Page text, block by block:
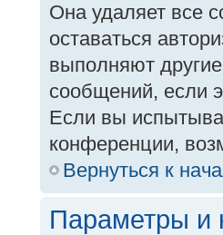
Она удаляет все
оставаться
выполняют
сообщений, если
Если вы
конференции,
Вернуться к
Параметры и